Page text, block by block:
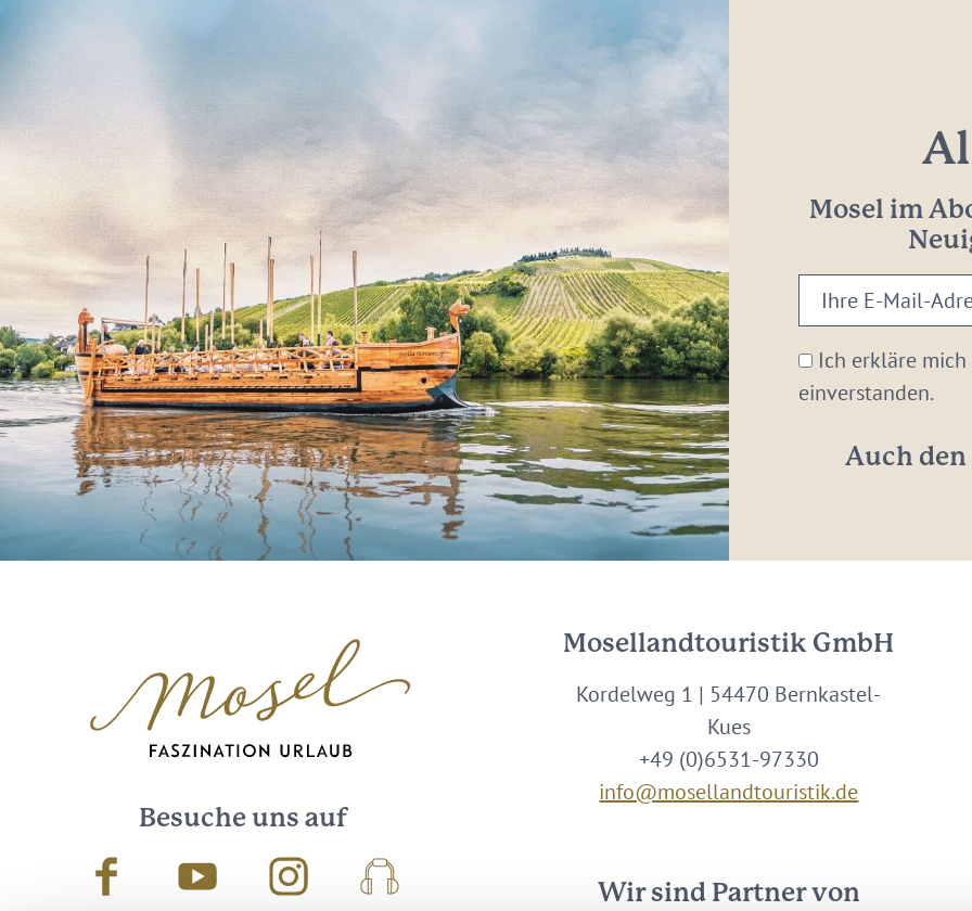
Mosel im
Ihre
E-
Mail-
Adresse:
Ich erkläre
einverstanden.
Auch den
Besuche uns auf
FacebookYoutube InstagramPodcast
Mosellandtouristik GmbH
Kordelweg 1 | 54470 Bernkastel-
Kues
+49 (0)6531-97330
info@mosellandtouristik.de
Wir sind Partner von